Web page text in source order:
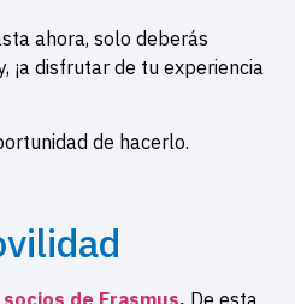
ahora, solo deberás
¡a disfrutar de tu experiencia
de hacerlo.
socios de Erasmus. De esta